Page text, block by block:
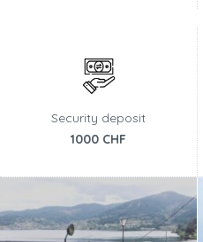
Security deposit
1000 CHF